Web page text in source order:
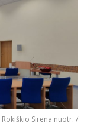
Rokiškio Sirena nuotr. /